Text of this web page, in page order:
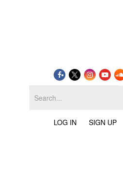
LOG IN SIGN UP